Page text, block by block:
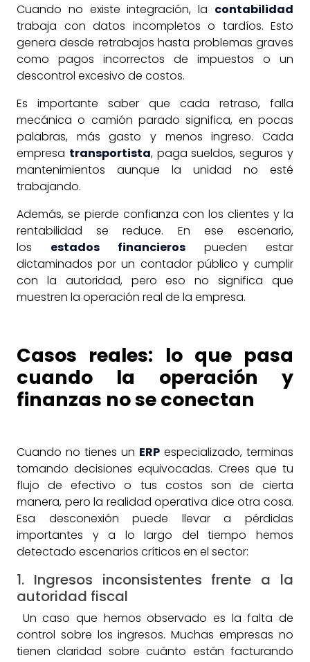
Cuando no existe integración, la contabilidad
trabaja con datos incompletos o tardíos. Esto
genera desde retrabajos hasta problemas graves
como pagos incorrectos de impuestos o un
descontrol excesivo de costos.
Es importante saber que
cada retraso, falla
mecánica o camión parado significa, en pocas
palabras, más gasto y menos ingreso. Cada
empresa transportista, paga sueldos, seguros y
mantenimientos aunque la unidad no esté
trabajando.
Además, se pierde confianza con los clientes y la
rentabilidad se reduce. En ese escenario,
los estados financieros pueden estar
dictaminados por un contador público y cumplir
con la autoridad, pero eso no significa que
muestren la operación real de la empresa.
Casos reales: lo que pasa
cuando la operación y
finanzas no se conectan
Cuando no tienes un ERP especializado, terminas
tomando decisiones equivocadas. Crees que tu
flujo de efectivo o tus costos son de cierta
manera, pero la realidad operativa dice otra cosa.
Esa desconexión puede llevar a pérdidas
importantes y a lo largo del tiempo hemos
detectado escenarios críticos en el sector:
1. Ingresos inconsistentes frente a la
autoridad fiscal
Un caso que hemos observado es la falta de
control sobre los ingresos. Muchas empresas no
tienen claridad sobre cuánto están facturando